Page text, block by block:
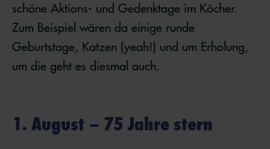
schöne Aktions- und Gedenktage im Köcher.
Zum Beispiel wären da einige runde
Geburtstage, Katzen (yeah!) und um Erholung,
um die geht es diesmal auch.
1. August – 75 Jahre stern